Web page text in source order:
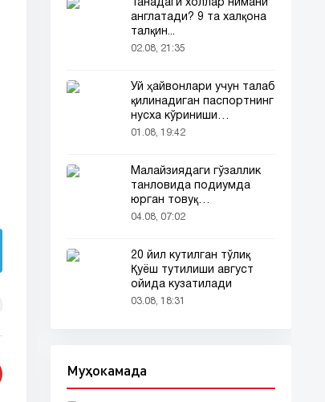
Танадаги холлар нимани
англатади? 9 та халқона
талқин...
02.08, 21:35
Уй ҳайвонлари учун талаб
қилинадиган паспортнинг
нусха кўриниши
тармоқларда тарқалди
01.08, 19:42
Малайзиядаги гўзаллик
танловида подиумда
юрган товуқ
томошабинлар
04.08, 07:02
20 йил кутилган тўлиқ
Қуёш тутилиши август
ойида кузатилади
03.08, 18:31
Муҳокамада